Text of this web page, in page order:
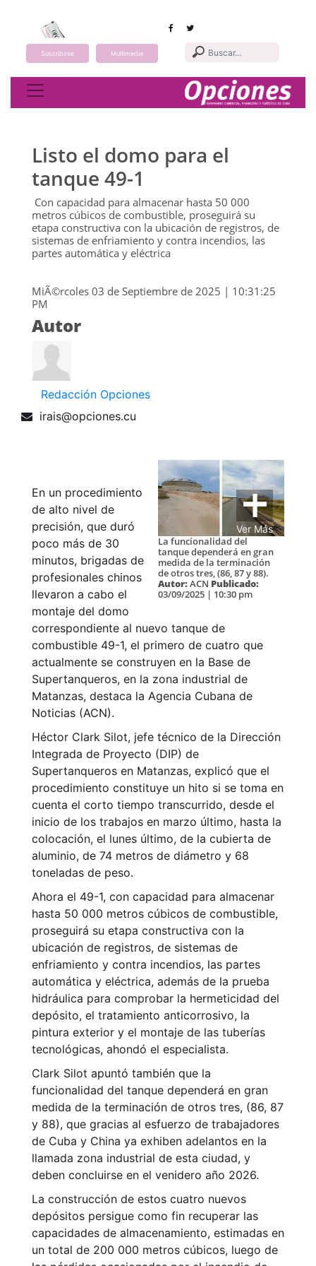
Suscribirse Multimedia
Toggle navigation
Listo el domo para el
tanque 49-1
Con capacidad para almacenar hasta 50 000
metros cúbicos de combustible, proseguirá su
etapa constructiva con la ubicación de registros, de
sistemas de enfriamiento y contra incendios, las
partes automática y eléctrica
MiÃ©rcoles 03 de Septiembre de 2025 | 10:31:25
PM
Autor
Redacción Opciones
irais@opciones.cu
Ver Más
La funcionalidad del
tanque dependerá en gran
medida de la terminación
de otros tres, (86, 87 y 88).
Autor: ACN Publicado:
03/09/2025 | 10:30 pm
En un procedimiento
de alto nivel de
precisión, que duró
poco más de 30
minutos, brigadas de
profesionales chinos
llevaron a cabo el
montaje del domo
correspondiente al nuevo tanque de
combustible 49-1, el primero de cuatro que
actualmente se construyen en la Base de
Supertanqueros, en la zona industrial de
Matanzas, destaca la Agencia Cubana de
Noticias (ACN).
Héctor Clark Silot, jefe técnico de la Dirección
Integrada de Proyecto (DIP) de
Supertanqueros en Matanzas, explicó que el
procedimiento constituye un hito si se toma en
cuenta el corto tiempo transcurrido, desde el
inicio de los trabajos en marzo último, hasta la
colocación, el lunes último, de la cubierta de
aluminio, de 74 metros de diámetro y 68
toneladas de peso.
Ahora el 49-1, con capacidad para almacenar
hasta 50 000 metros cúbicos de combustible,
proseguirá su etapa constructiva con la
ubicación de registros, de sistemas de
enfriamiento y contra incendios, las partes
automática y eléctrica, además de la prueba
hidráulica para comprobar la hermeticidad del
depósito, el tratamiento anticorrosivo, la
pintura exterior y el montaje de las tuberías
tecnológicas, ahondó el especialista.
Clark Silot apuntó también que la
funcionalidad del tanque dependerá en gran
medida de la terminación de otros tres, (86, 87
y 88), que gracias al esfuerzo de trabajadores
de Cuba y China ya exhiben adelantos en la
llamada zona industrial de esta ciudad, y
deben concluirse en el venidero año 2026.
La construcción de estos cuatro nuevos
depósitos persigue como fin recuperar las
capacidades de almacenamiento, estimadas en
un total de 200 000 metros cúbicos, luego de